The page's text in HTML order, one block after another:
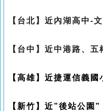
【台北】近內湖高中-
【台中】近中港路、五
【高雄】近捷運信義國
【新竹】近”後站公園”